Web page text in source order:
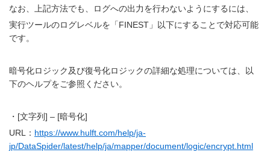
なお、上記方法でも、ログへの出力を行わないようにするには、
実行ツールのログレベルを「FINEST」以下にすることで対応可能
です。
暗号化ロジック及び復号化ロジックの詳細な処理については、以
下のヘルプをご参照ください。
・[文字列] – [暗号化]
URL： https://www.hulft.com/help/ja-
jp/DataSpider/latest/help/ja/mapper/document/logic/encrypt.html